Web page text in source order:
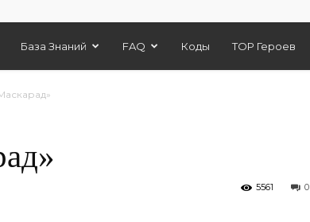
База Знаний FAQ Коды TOP Героев
0
5561